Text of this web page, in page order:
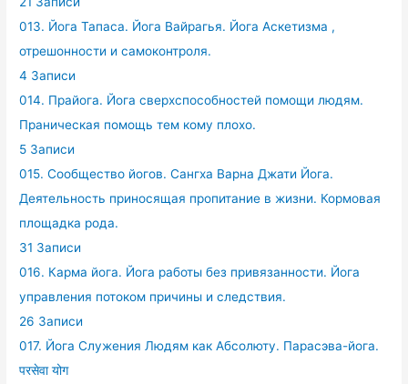
013. Йога Тапаса. Йога Вайрагья. Йога Аскетизма ,
отрешонности и самоконтроля.
4 Записи
014. Прайога. Йога сверхспособностей помощи людям.
Праническая помощь тем кому плохо.
5 Записи
015. Сообщество йогов. Сангха Варна Джати Йога.
Деятельность приносящая пропитание в жизни. Кормовая
площадка рода.
31 Записи
016. Карма йога. Йога работы без привязанности. Йога
управления потоком причины и следствия.
26 Записи
017. Йога Служения Людям как Абсолюту. Парасэва-йога.
परसेवा योग